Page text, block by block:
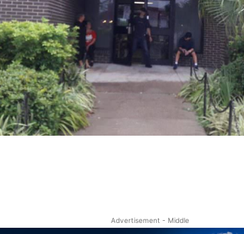
Bio Twitter Facebook LinkedIn
Monika Adamski
Editor in Chiefat
Redaktor Naczelna i współzałożycielka Radio
Media i Dziennikarstwo oraz Politologia. 15 lat
Advertisement - Middle